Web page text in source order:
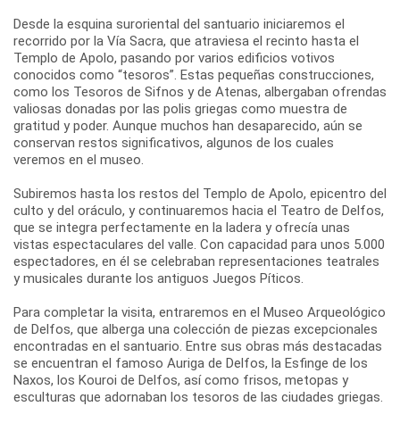
Desde la esquina suroriental del santuario iniciaremos el
recorrido por la Vía Sacra, que atraviesa el recinto hasta el
Templo de Apolo, pasando por varios edificios votivos
conocidos como “tesoros”. Estas pequeñas construcciones,
como los Tesoros de Sifnos y de Atenas, albergaban ofrendas
valiosas donadas por las polis griegas como muestra de
gratitud y poder. Aunque muchos han desaparecido, aún se
conservan restos significativos, algunos de los cuales
veremos en el museo.
Subiremos hasta los restos del Templo de Apolo, epicentro del
culto y del oráculo, y continuaremos hacia el Teatro de Delfos,
que se integra perfectamente en la ladera y ofrecía unas
vistas espectaculares del valle. Con capacidad para unos 5.000
espectadores, en él se celebraban representaciones teatrales
y musicales durante los antiguos Juegos Píticos.
Para completar la visita, entraremos en el Museo Arqueológico
de Delfos, que alberga una colección de piezas excepcionales
encontradas en el santuario. Entre sus obras más destacadas
se encuentran el famoso Auriga de Delfos, la Esfinge de los
Naxos, los Kouroi de Delfos, así como frisos, metopas y
esculturas que adornaban los tesoros de las ciudades griegas.